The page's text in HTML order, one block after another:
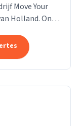
Move Your
Holland. Ons